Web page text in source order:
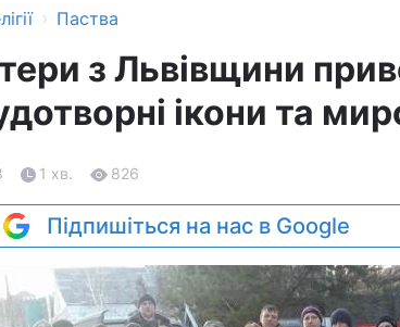
› Паства
з Львівщини
ікони та
1 хв. 826
Підпишіться на нас в Google